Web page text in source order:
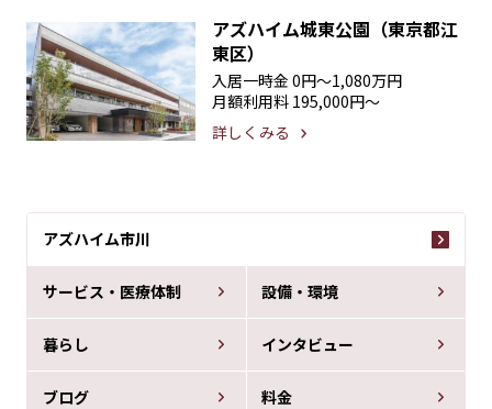
アズハイム市川
サービス・医療体制 設備・環境
暮らし インタビュー
ブログ 料金
アズハイム城東公園（東京都江
東区）
入居一時金 0円〜1,080万円
月額利用料 195,000円〜
詳しくみる